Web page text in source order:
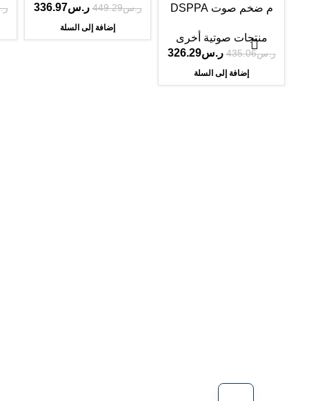
م ضخم صوت DSPPA
منتجات صوتية أخرى
ر.س435.06 ر.س326.29
إضافة إلى السلة
DM835W
ر.س449.29 ر.س336.97
إضافة إلى السلة